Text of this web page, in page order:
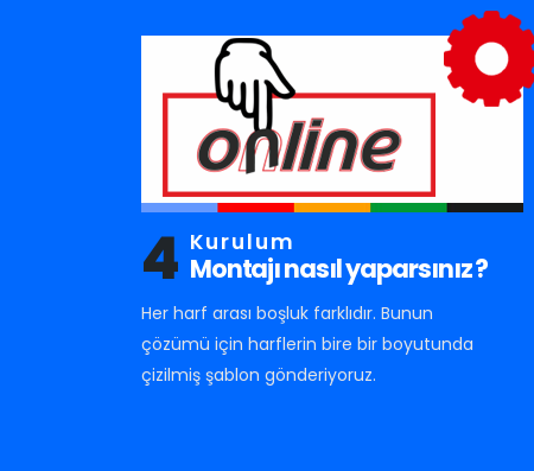
4 Kurulum
Montajı nasıl yaparsınız ?
Her harf arası boşluk farklıdır. Bunun
çözümü için harflerin bire bir boyutunda
çizilmiş şablon gönderiyoruz.